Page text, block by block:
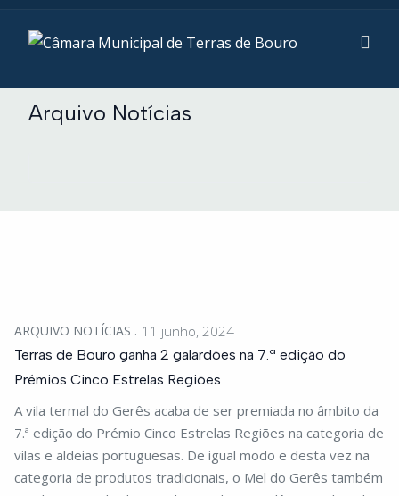
Arquivo Notícias
ARQUIVO NOTÍCIAS 11 junho, 2024
Terras de Bouro ganha 2 galardões na 7.ª edição do
Prémios Cinco Estrelas Regiões
A vila termal do Gerês acaba de ser premiada no âmbito da
7.ª edição do Prémio Cinco Estrelas Regiões na categoria de
vilas e aldeias portuguesas. De igual modo e desta vez na
categoria de produtos tradicionais, o Mel do Gerês também